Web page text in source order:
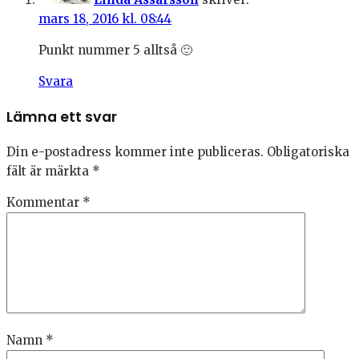
mars 18, 2016 kl. 08:44
Punkt nummer 5 alltså 🙂
Svara
Lämna ett svar
Din e-postadress kommer inte publiceras. Obligatoriska
fält är märkta *
Kommentar *
Namn *